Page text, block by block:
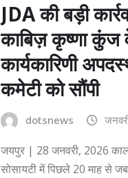
JDA की बड़ी
काबिज़ कृष्णा कुंज
कार्यकारिणी
कमेटी को सौंपी
dotsnews
जयपुर | 28 जनवरी, 2026
सोसायटी में पिछले 20 माह से